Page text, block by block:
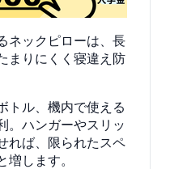
ネックピローは、長
まりにくく寝違え防
トル、機内で使える
。ハンガーやスリッ
れば、限られたスペ
します。